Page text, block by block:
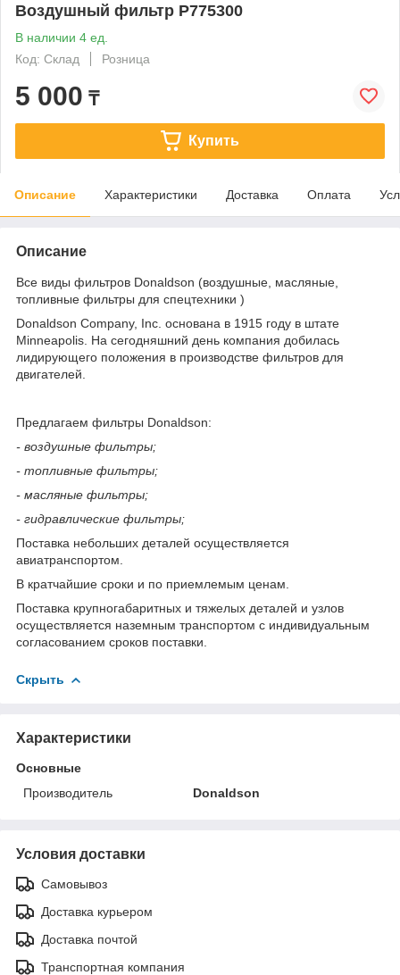
Воздушный фильтр P775300
В наличии 4 ед.
Код: Склад
Розница
5 000 ₸
Купить
Описание Характеристики Доставка Оплата
Описание
Все виды фильтров Donaldson (воздушные, масляные,
топливные фильтры для спецтехники )
Donaldson Company, Inc. основана в 1915 году в штате
Minneapolis. На сегодняшний день компания добилась
лидирующего положения в производстве фильтров для
двигателей.
Предлагаем фильтры Donaldson:
- воздушные фильтры;
- топливные фильтры;
- масляные фильтры;
- гидравлические фильтры;
Поставка небольших деталей осуществляется
авиатранспортом.
В кратчайшие сроки и по приемлемым ценам.
Поставка крупногабаритных и тяжелых деталей и узлов
осуществляется наземным транспортом с индивидуальным
согласованием сроков поставки.
Скрыть
Характеристики
Основные
Производитель
Donaldson
Условия доставки
Самовывоз
Доставка курьером
Доставка почтой
Транспортная компания